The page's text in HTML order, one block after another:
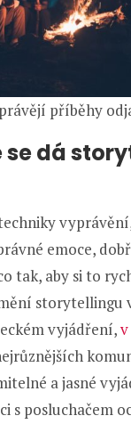
příběhy
se dá
emoce,
tak, aby si to
storytellingu
vyjádření,
a jasné
s posluchačem